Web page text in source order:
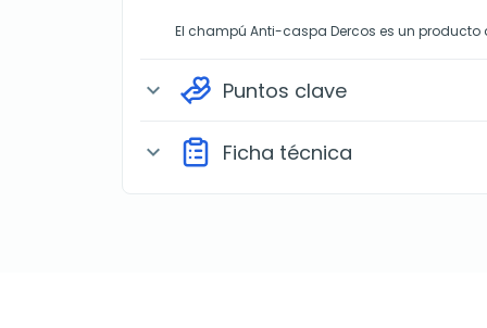
El champú Anti-caspa Dercos es un producto
expand_more Puntos clave
expand_more Ficha técnica